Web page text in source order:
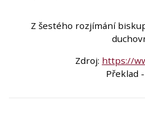
Z šestého rozjímání
Zdroj: https://
Překlad